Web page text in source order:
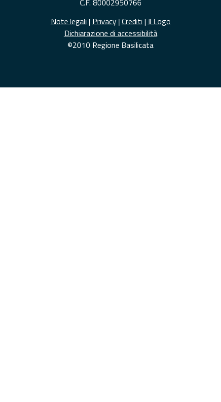
Note legali | Privacy| Crediti | Il Logo
Dichiarazione di accessibilità
©2010 Regione Basilicata